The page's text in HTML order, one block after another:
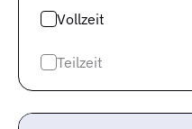
Vollzeit
Teilzeit